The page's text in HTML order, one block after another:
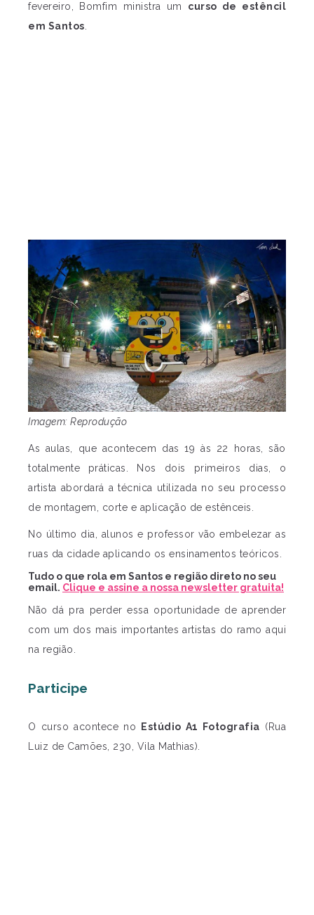
fevereiro, Bomfim ministra um curso de estêncil
em Santos
Imagem: Reprodução
As aulas, que acontecem das 19 às 22 horas, são
totalmente práticas. Nos dois primeiros dias, o
artista abordará a técnica utilizada no seu processo
de montagem, corte e aplicação de estênceis.
No último dia, alunos e professor vão embelezar as
ruas da cidade aplicando os ensinamentos teóricos.
Tudo o que rola em Santos e região direto no seu
email. Clique e assine a nossa newsletter gratuita!
Não dá pra perder essa oportunidade de aprender
com um dos mais importantes artistas do ramo aqui
na região.
Participe
O curso acontece no Estúdio A1 Fotografia (Rua
Luiz de Camões, 230, Vila Mathias).